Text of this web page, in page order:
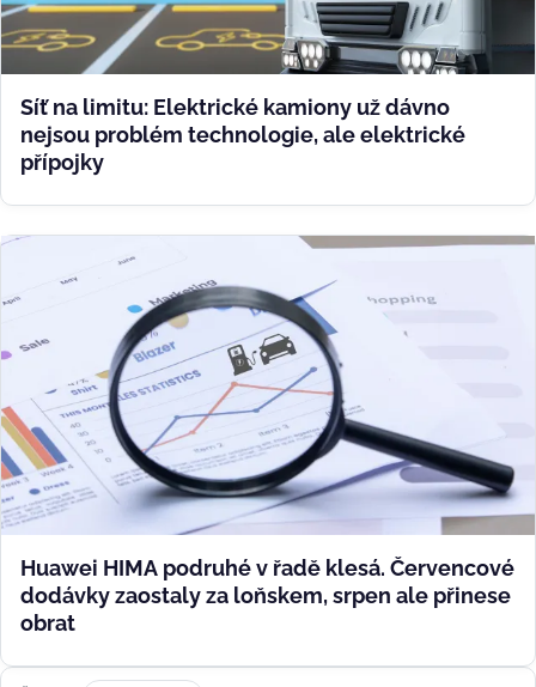
Síť na limitu: Elektrické kamiony už dávno
nejsou problém technologie, ale elektrické
přípojky
Huawei HIMA podruhé v řadě klesá. Červencové
dodávky zaostaly za loňskem, srpen ale přinese
obrat